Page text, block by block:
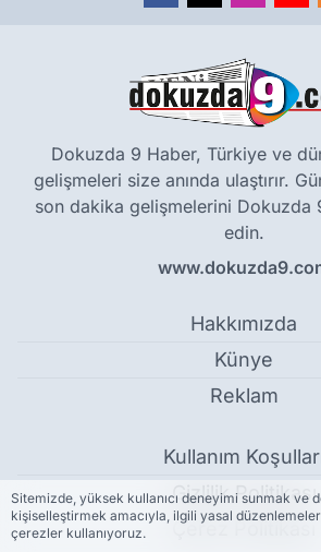
Dokuzda 9 Haber, Türkiye ve
gelişmeleri size anında ulaştırır.
son dakika gelişmelerini Dokuzda
edin.
Hakkımızda
Künye
Reklam
Kullanım
Gizlilik Politikası
Çerez Politikası
Sitemizde, yüksek kullanıcı deneyimi sunmak ve
kişiselleştirmek amacıyla, ilgili yasal
çerezler kullanıyoruz.